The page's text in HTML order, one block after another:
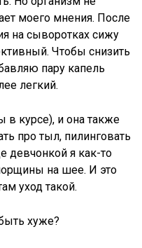
моего мнения. После
на сыворотках сижу
Чтобы снизить
пару капель
легкий.
в курсе), и она также
про тыл, пилинговать
девчонкой я как-то
на шее. И это
уход такой.
хуже?